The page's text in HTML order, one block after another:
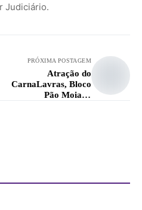
Judiciário.
PRÓXIMA POSTAGEM
Atração do
CarnaLavras, Bloco
Pão Moiado